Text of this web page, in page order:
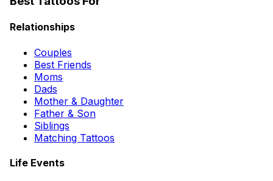
Relationships
Couples
Best Friends
Moms
Dads
Mother & Daughter
Father & Son
Siblings
Matching Tattoos
Life Events